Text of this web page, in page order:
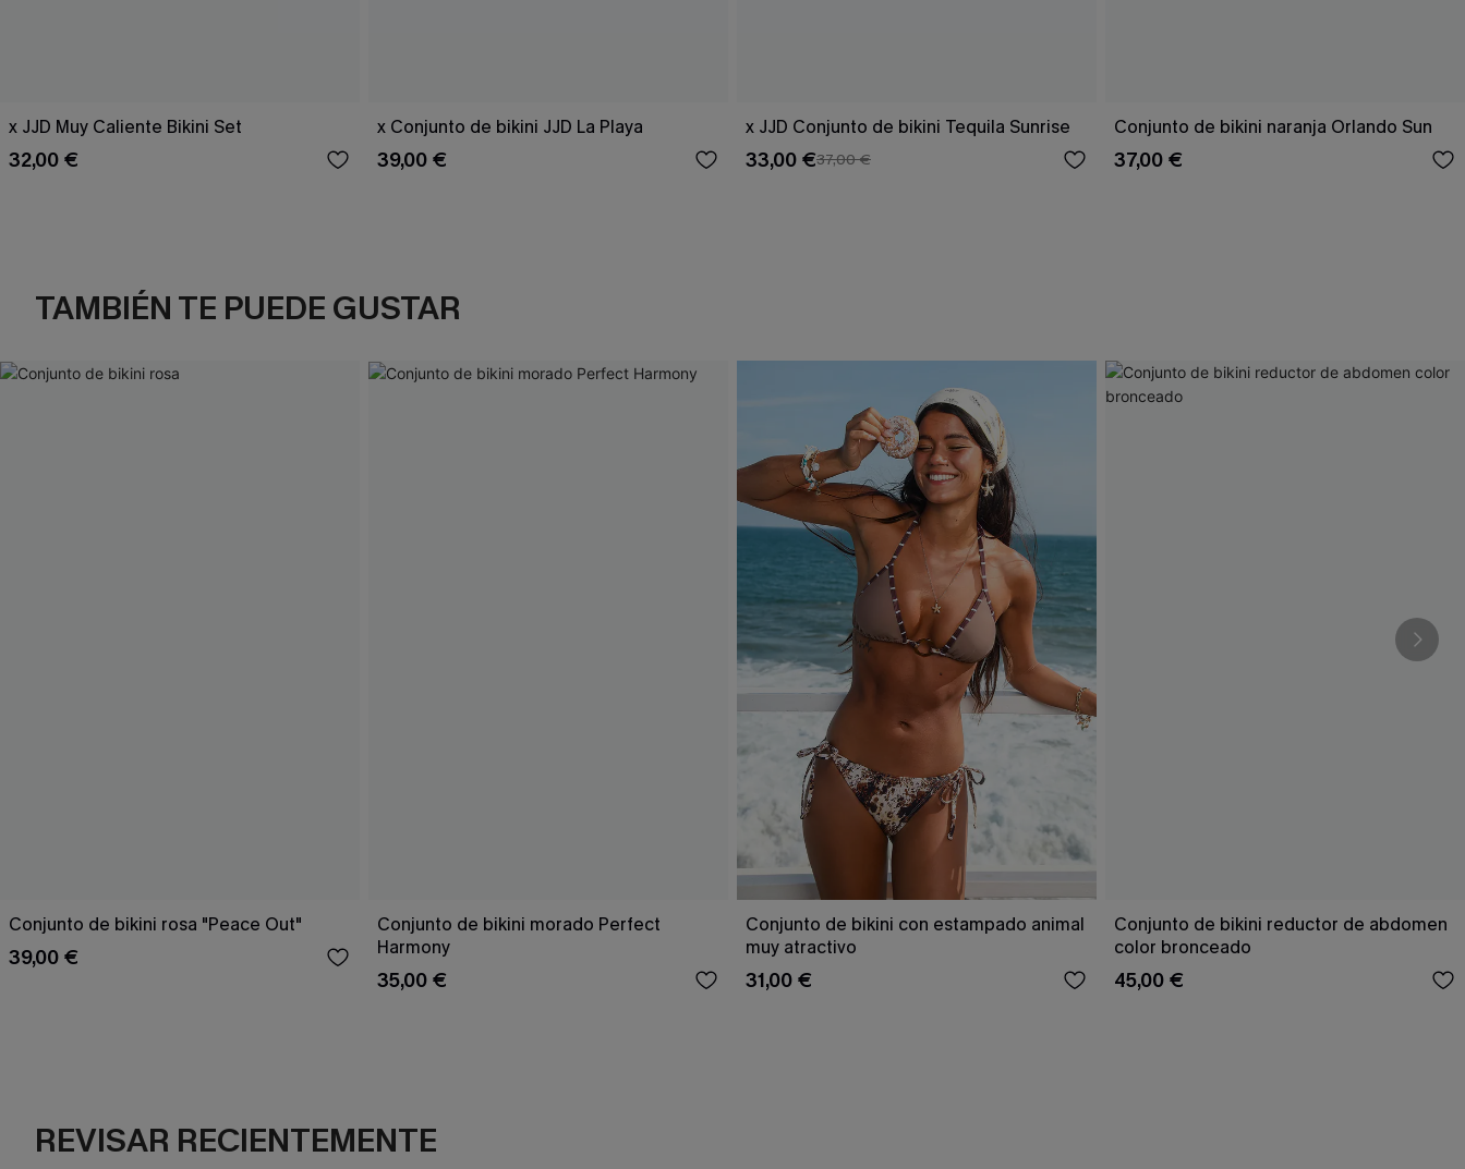
x JJD Muy Caliente Bikini Set
32,00 €
x Conjunto de bikini JJD La Playa
39,00 €
x JJD Conjunto de bikini Tequila Sunrise
33,00 €37,00 €
Conjunto de bikini naranja Orlando Sun
37,00 €
TAMBIÉN TE PUEDE GUSTAR
Conjunto de bikini rosa "Peace Out"
39,00 €
Conjunto de bikini morado Perfect
Harmony
35,00 €
Conjunto de bikini con estampado animal
muy atractivo
31,00 €
Conjunto de bikini reductor de abdomen
color bronceado
45,00 €
REVISAR RECIENTEMENTE